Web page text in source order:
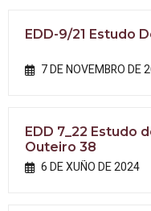
EDD-9/21 Estudo
7 DE NOVEMBRO DE
EDD 7_22 Estudo
Outeiro 38
6 DE XUÑO DE 2024